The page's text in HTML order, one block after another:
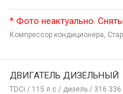
* Фото неактуально.
Компрессор кондиционера,
ДВИГАТЕЛЬ ДИЗЕЛЬНЫЙ
TDCi / 115 л.с / дизель / 316 336